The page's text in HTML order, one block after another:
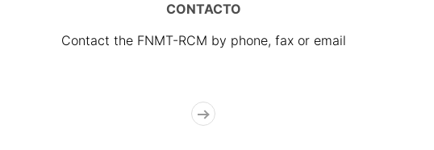
CONTACTO
Contact the FNMT-RCM by phone, fax or email